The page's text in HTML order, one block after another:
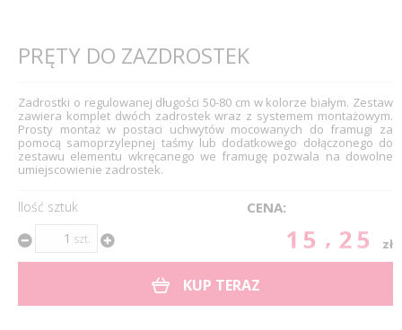
PRĘTY DO ZAZDROSTEK
Zadrostki o regulowanej długości 50-80 cm w kolorze białym. Zestaw
zawiera komplet dwóch zadrostek wraz z systemem montażowym.
Prosty montaż w postaci uchwytów mocowanych do framugi za
pomocą samoprzylepnej taśmy lub dodatkowego dołączonego do
zestawu elementu wkręcanego we framugę pozwala na dowolne
umiejscowienie zadrostek.
Ilość sztuk
szt.
CENA:
15.25 zł
KUP TERAZ